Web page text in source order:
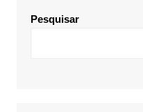
Pesquisar